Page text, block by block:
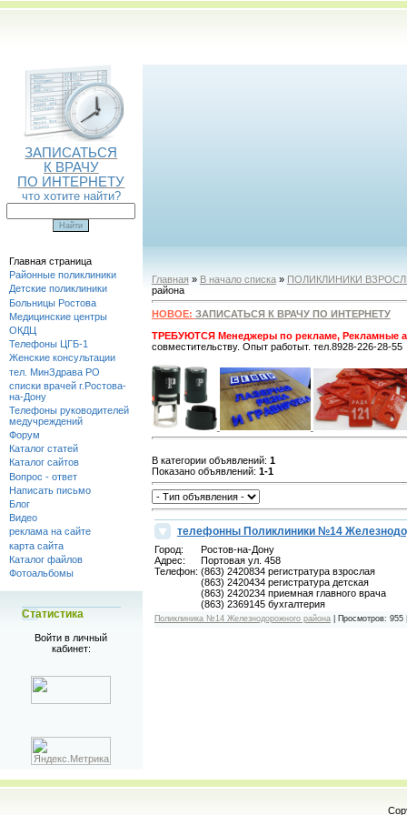
ЗАПИСАТЬСЯ
К ВРАЧУ
ПО ИНТЕРНЕТУ
что хотите найти?
Главная страница
Районные поликлиники
Детские поликлиники
Больницы Ростова
Медицинские центры
ОКДЦ
Телефоны ЦГБ-1
Женские консультации
тел. МинЗдрава РО
списки врачей г.Ростова-
на-Дону
Телефоны руководителей
медучреждений
Форум
Каталог статей
Каталог сайтов
Вопрос - ответ
Написать письмо
Блог
Видео
реклама на сайте
карта сайта
Каталог файлов
Фотоальбомы
Статистика
Войти в личный
кабинет:
Главная » В начало списка» ПОЛИКЛИНИКИ
района
НОВОЕ: ЗАПИСАТЬСЯ К ВРАЧУ ПО ИНТЕРНЕТУ
ТРЕБУЮТСЯ Менеджеры по рекламе, Рекламные
совместительству. Опыт работыт. тел.8928-226-28-55
В категории объявлений: 1
Показано объявлений: 1-1
телефонны Поликлиники №14
Город:
Ростов-на-Дону
Адрес:
Портовая ул. 458
Телефон: (863) 2420834 регистратура взрослая
(863) 2420434 регистратура детская
(863) 2420234 приемная главного врача
(863) 2369145 бухгалтерия
Поликлиника №14 Железнодорожного района| Просмотров: 955